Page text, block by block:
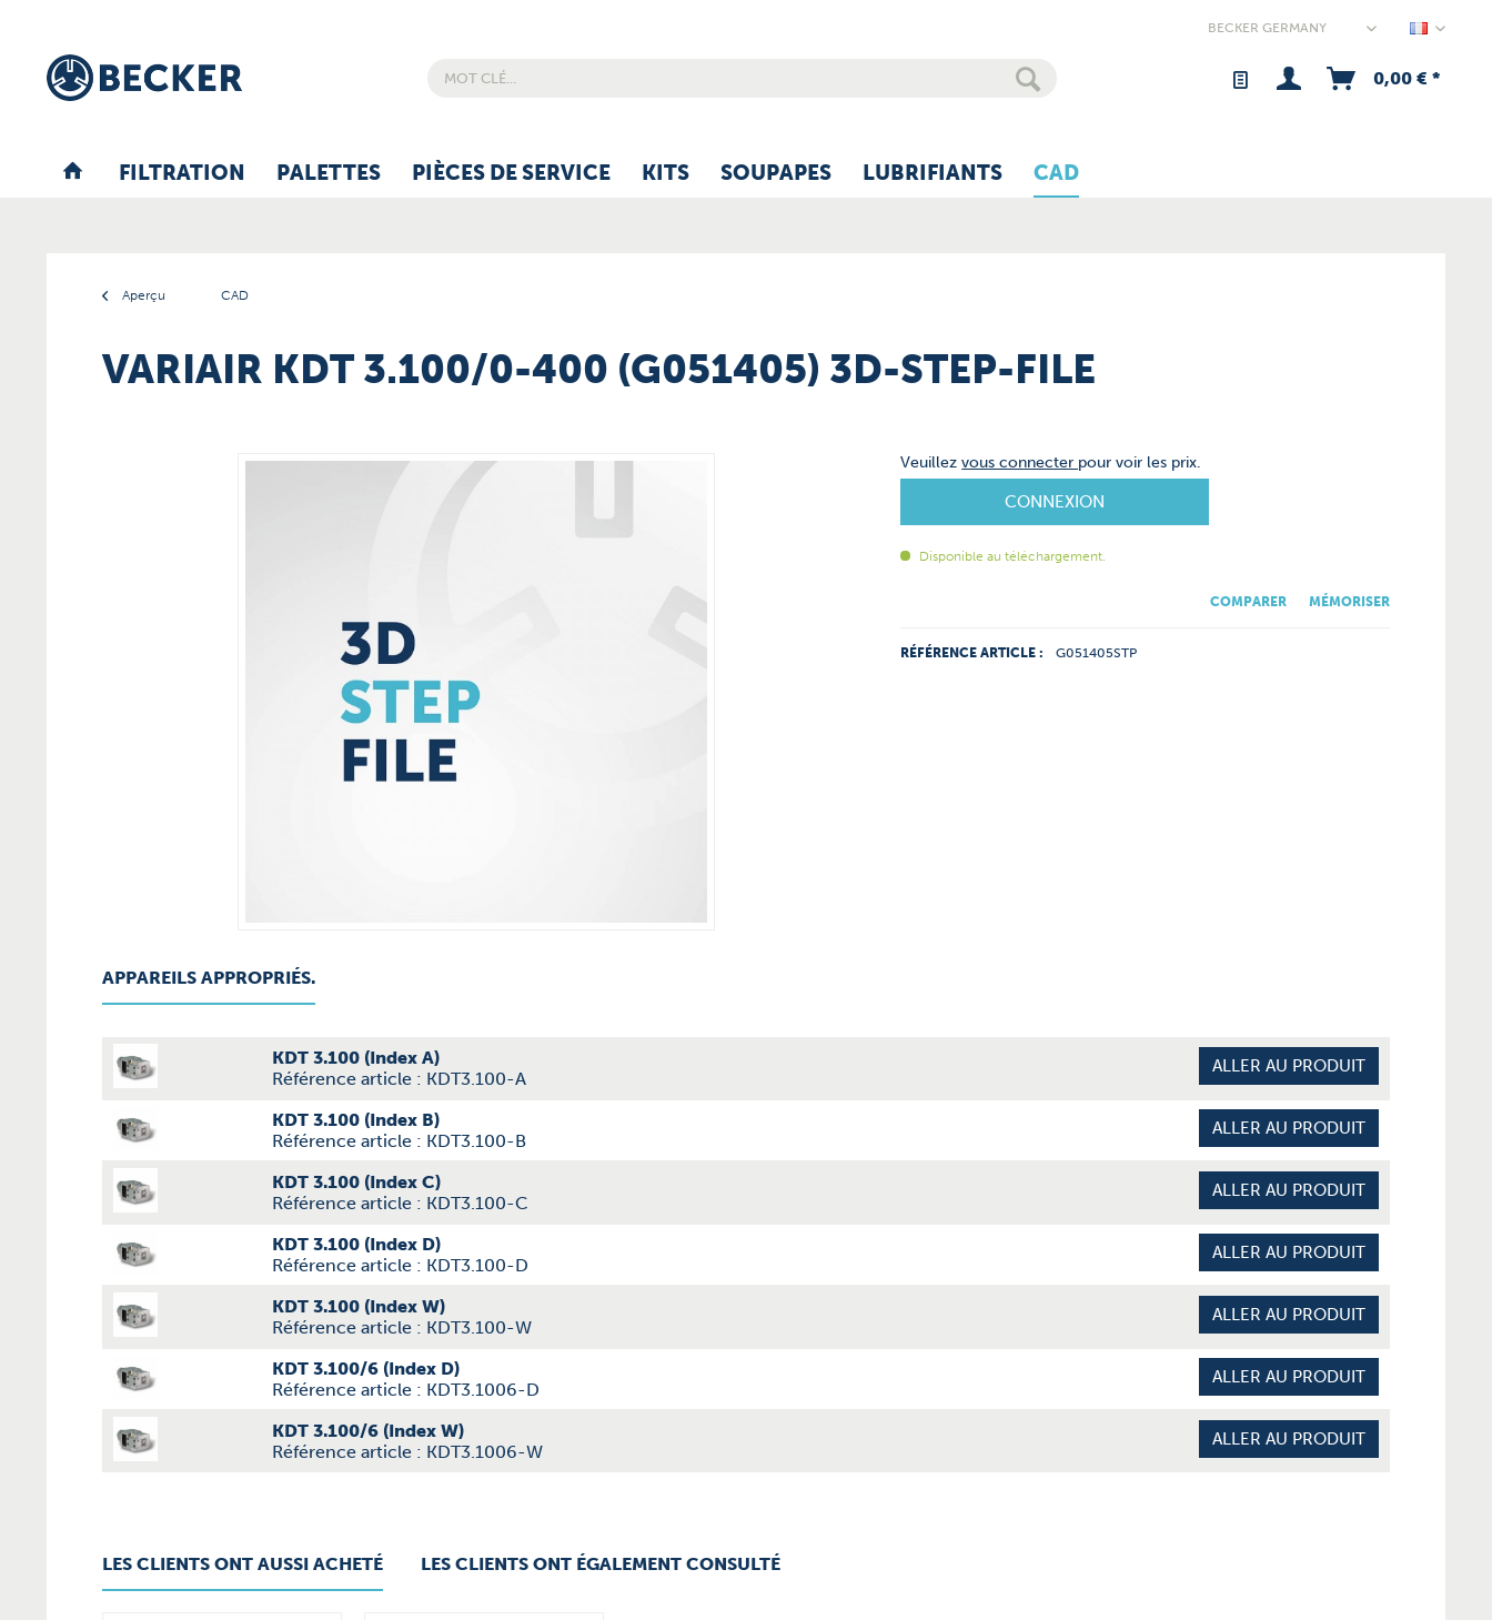
0,00 € *
FILTRATION PALETTES PIÈCES DE SERVICE KITS SOUPAPES LUBRIFIANTS CAD
Aperçu CAD
VARIAIR KDT 3.100/0-400 (G051405) 3D-STEP-FILE
Veuillezvous connecter pour voir les prix.
CONNEXION
Disponible au téléchargement.
COMPARER MÉMORISER
RÉFÉRENCE ARTICLE : G051405STP
APPAREILS APPROPRIÉS.
KDT 3.100 (Index A)
Référence article : KDT3.100-A
ALLER AU PRODUIT
KDT 3.100 (Index B)
Référence article : KDT3.100-B
ALLER AU PRODUIT
KDT 3.100 (Index C)
Référence article : KDT3.100-C
ALLER AU PRODUIT
KDT 3.100 (Index D)
Référence article : KDT3.100-D
ALLER AU PRODUIT
KDT 3.100 (Index W)
Référence article : KDT3.100-W
ALLER AU PRODUIT
KDT 3.100/6 (Index D)
Référence article : KDT3.1006-D
ALLER AU PRODUIT
KDT 3.100/6 (Index W)
Référence article : KDT3.1006-W
ALLER AU PRODUIT
LES CLIENTS ONT AUSSI ACHETÉ LES CLIENTS ONT ÉGALEMENT CONSULTÉ